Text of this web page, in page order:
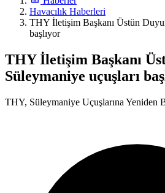
Havacılık Haberleri
THY İletişim Başkanı Üstün
başlıyor
THY İletişim Başkanı
Süleymaniye uçuşları
THY, Süleymaniye Uçuşlarına Yeniden